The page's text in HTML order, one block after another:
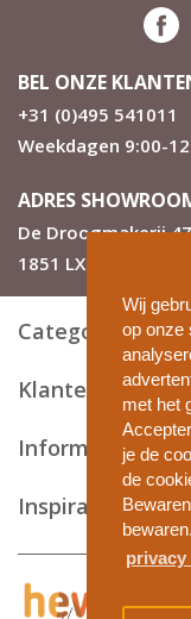
Wij
op onze
met het
je de
de
privacy
BEL ONZE
+31 (0)495 541011
Weekdagen 9:00-
ADRES
De Droogmakerij 47
1851 LX Heiloo
Categorieën
Klantenservice
Informatie en
Inspiratie